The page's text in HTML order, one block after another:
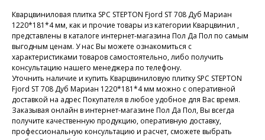
Кварцвиниловая плитка SPC STEPTON Fjord ST 708 Дуб Мариан
1220*181*4 мм, как и прочие товары из категории Кварцвинил ,
представлены в каталоге интернет-магазина Пол Да Пол по самым
выгодным ценам. У нас Вы можете ознакомиться с
характеристиками товаров самостоятельно, либо получить
консультацию нашего менеджера по телефону.
Уточнить наличие и купить Кварцвиниловую плитку SPC STEPTON
Fjord ST 708 Дуб Мариан 1220*181*4 мм можно с оперативной
доставкой на адрес Покупателя в любое удобное для Вас время.
Заказывая онлайн в интернет-магазине Пол Да Пол, Вы всегда
получите качественную продукцию, оперативную доставку,
профессиональную консультацию и расчет, сможете выбрать